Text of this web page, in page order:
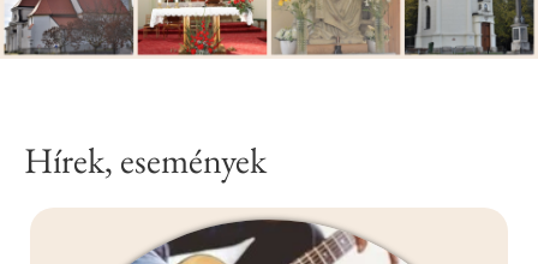
Hírek, események